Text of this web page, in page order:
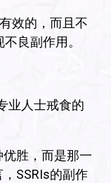
效的，而且不
良副作用。
业人士戒食的
胜，而是那一
SSRIs的副作